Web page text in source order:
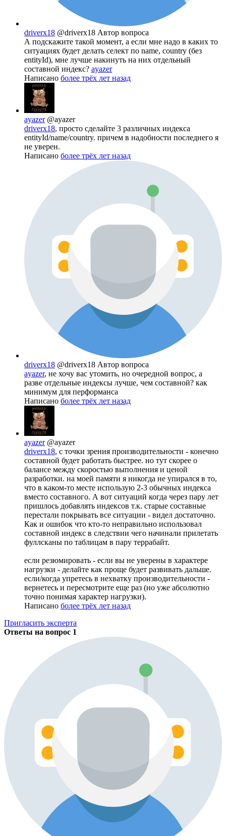
driverx18 @driverx18 Автор вопроса
А подскажите такой момент, а если мне надо в каких то
ситуациях будет делать селект по name, country (без
entityId), мне лучше накинуть на них отдельный
составной индекс? ayazer
Написано более трёх лет назад
ayazer @ayazer
driverx18, просто сделайте 3 различных индекса
entityId/name/country. причем в надобности последнего я
не уверен.
Написано более трёх лет назад
driverx18 @driverx18 Автор вопроса
ayazer, не хочу вас утомить, но очередной вопрос, а
разве отдельные индексы лучше, чем составной? как
минимум для перформанса
Написано более трёх лет назад
ayazer @ayazer
driverx18, с точки зрения производительности - конечно
составной будет работать быстрее. но тут скорее о
балансе между скоростью выполнения и ценой
разработки. на моей памяти я никогда не упирался в то,
что в каком-то месте использую 2-3 обычных индекса
вместо составного. А вот ситуаций когда через пару лет
пришлось добавлять индексов т.к. старые составные
перестали покрывать все ситуации - видел достаточно.
Как и ошибок что кто-то неправильно использовал
составной индекс в следствии чего начинали прилетать
фуллсканы по таблицам в пару террабайт.
если резюмировать - если вы не уверены в характере
нагрузки - делайте как проще будет развивать дальше.
если/когда упретесь в нехватку производительности -
вернетесь и пересмотрите еще раз (но уже абсолютно
точно понимая характер нагрузки).
Написано более трёх лет назад
Пригласить эксперта
Ответы на вопрос 1